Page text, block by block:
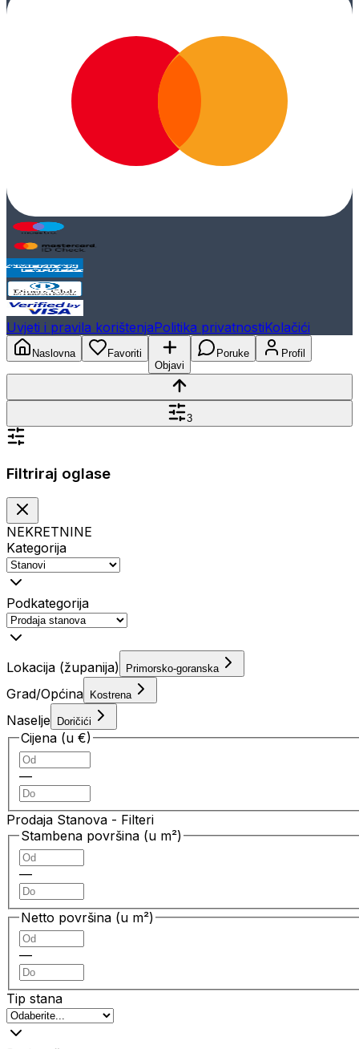
Uvjeti i pravila korištenjaPolitika privatnostiKolačići
Naslovna
Favoriti
Objavi
Poruke Profil
3
Filtriraj oglase
NEKRETNINE
Kategorija
Podkategorija
Lokacija (županija) Primorsko-goranska
Grad/Općina Kostrena
Naselje Doričići
Cijena (u €)
—
Prodaja Stanova - Filteri
Stambena površina (u m²)
—
Netto površina (u m²)
—
Tip stana